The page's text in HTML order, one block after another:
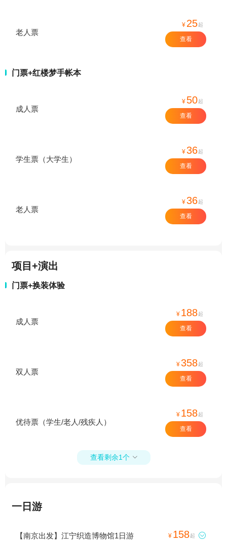
老人票
¥ 25起
查看
门票+红楼梦手帐本
成人票
¥ 50起
查看
学生票（大学生）
¥36起
查看
老人票
¥36起
查看
项目+演出
门票+换装体验
成人票
¥ 188起
查看
双人票
¥358起
查看
优待票（学生/老人/残疾人）
¥ 158起
查看
查看剩余1个 
一日游
【南京出发】江宁织造博物馆1日游 ¥ 158起 